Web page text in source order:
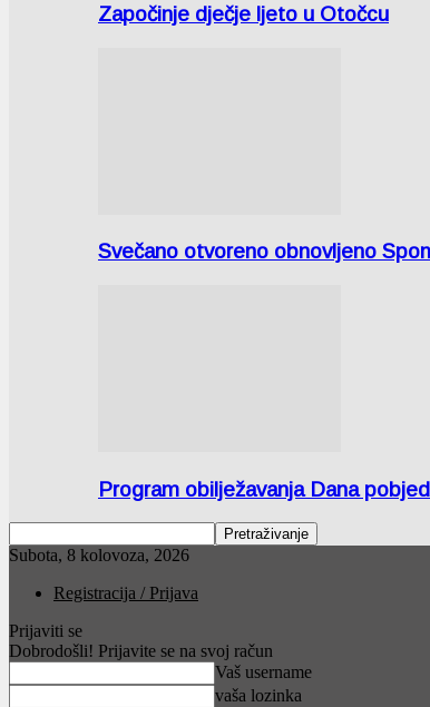
Započinje dječje ljeto u Otočcu
Svečano otvoreno obnovljeno
Program obilježavanja Dana
Subota, 8 kolovoza, 2026
Registracija / Prijava
Prijaviti se
Dobrodošli! Prijavite se na svoj račun
Vaš username
vaša lozinka